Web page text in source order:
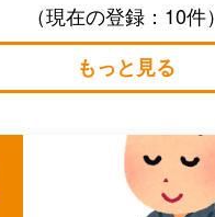
（現在の登録：10件）
もっと見る